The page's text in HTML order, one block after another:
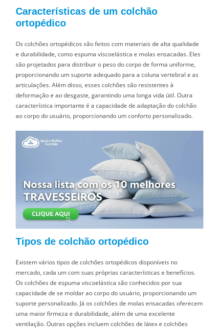
Características de um colchão
ortopédico
Os colchões ortopédicos são feitos com materiais de alta qualidade
e durabilidade, como espuma viscoelástica e molas ensacadas. Eles
são projetados para distribuir o peso do corpo de forma uniforme,
proporcionando um suporte adequado para a coluna vertebral e as
articulações. Além disso, esses colchões são resistentes à
deformação e ao desgaste, garantindo uma longa vida útil. Outra
característica importante é a capacidade de adaptação do colchão
ao corpo do usuário, proporcionando um conforto personalizado.
Tipos de colchão ortopédico
Existem vários tipos de colchões ortopédicos disponíveis no
mercado, cada um com suas próprias características e benefícios.
Os colchões de espuma viscoelástica são conhecidos por sua
capacidade de se moldar ao corpo do usuário, proporcionando um
suporte personalizado. Já os colchões de molas ensacadas oferecem
uma maior firmeza e durabilidade, além de uma excelente
ventilação. Outras opções incluem colchões de látex e colchões